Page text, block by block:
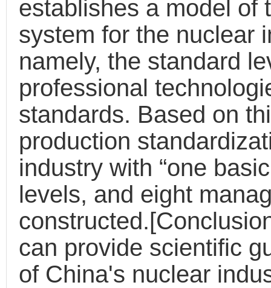
establishes a model of
system for the nuclear
namely, the standard
professional
standards. Based on
production
industry with “one
levels, and eight
can provide scientific
of China's nuclear